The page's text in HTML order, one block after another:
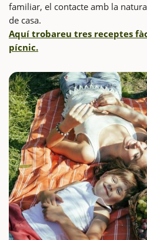
familiar, el contacte amb la
de casa.
Aquí trobareu tres receptes
pícnic.